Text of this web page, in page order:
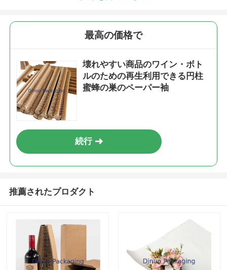
最高の価格で
壊れやすい商品のワイン・ボト
ルのための再生利用できる円柱
蜜蜂の巣のペーパー袖
続行
推薦されたプロダクト